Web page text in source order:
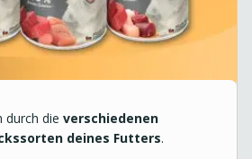
durch die verschiedenen
deines Futters.